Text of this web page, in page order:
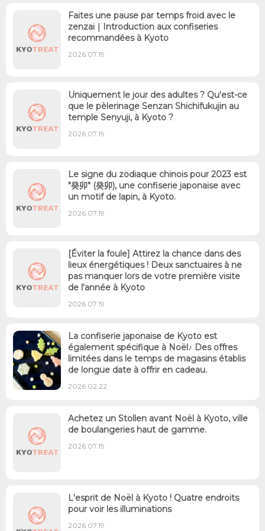
Faites une pause par temps froid avec le
zenzai｜Introduction aux confiseries
recommandées à Kyoto
2026.07.19
Uniquement le jour des adultes ? Qu'est-ce
que le pèlerinage Senzan Shichifukujin au
temple Senyuji, à Kyoto ?
2026.07.19
Le signe du zodiaque chinois pour 2023 est
"癸卯" (癸卯), une confiserie japonaise avec
un motif de lapin, à Kyoto.
2026.07.19
[Éviter la foule] Attirez la chance dans des
lieux énergétiques ! Deux sanctuaires à ne
pas manquer lors de votre première visite
de l'année à Kyoto
2026.07.19
La confiserie japonaise de Kyoto est
également spécifique à Noël♪ Des offres
limitées dans le temps de magasins établis
de longue date à offrir en cadeau.
2026.02.22
Achetez un Stollen avant Noël à Kyoto, ville
de boulangeries haut de gamme.
2026.07.19
L'esprit de Noël à Kyoto ! Quatre endroits
pour voir les illuminations
2026.07.19